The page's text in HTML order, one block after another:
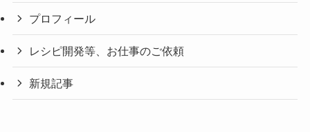
プロフィール
レシピ開発等、お仕事のご依頼
新規記事